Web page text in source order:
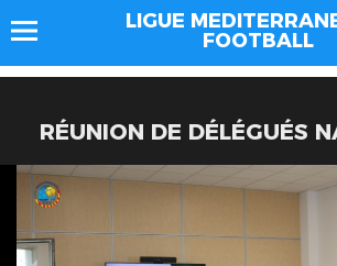
LIGUE
FOOTBALL
RÉUNION DE DÉLÉGUÉS